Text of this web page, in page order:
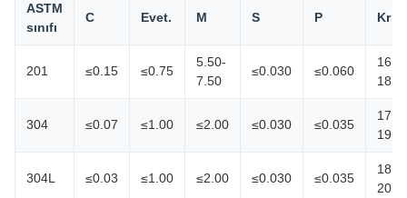
ASTM
sınıfı
C Evet. M S P Kr
201 ≤0.15 ≤0.75
5.50-
7.50
≤0.030 ≤0.060
304 ≤0.07 ≤1.00 ≤2.00 ≤0.030 ≤0.035
304L ≤0.03 ≤1.00 ≤2.00 ≤0.030 ≤0.035